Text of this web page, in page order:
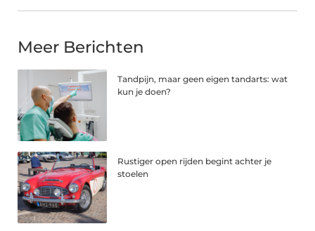
Meer Berichten
Tandpijn, maar geen eigen tandarts: wat
kun je doen?
Rustiger open rijden begint achter je
stoelen